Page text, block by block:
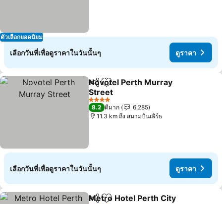
ตัวเลือกยอดนิยม
เลือกวันที่เพื่อดูราคาในวันนั้นๆ ดูราคา
แชร์ เพิ่มในรายการโปรด
Novotel Perth Murray
Street
ดูราคา
4 ดาว
8.2 ดีมาก
6,285
11.3 km ถึง สนามบินเพิร์ธ
เลือกวันที่เพื่อดูราคาในวันนั้นๆ ดูราคา
Metro Hotel Perth City